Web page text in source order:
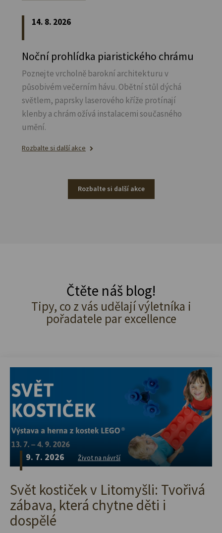
14. 8. 2026
Noční prohlídka piaristického chrámu
Poznejte vrcholně barokní architekturu v
působivém večerním hávu. Obětní stůl dýchá
světlem, paprsky laserového kříže protínají
klenby a chrám ožívá instalacemi současného
umění.
Rozbalte si další akce
Rozbalte si další akce
Čtěte náš blog!
Tipy, co z vás udělají výletníka i
pořadatele par excellence
9. 7. 2026 Život na návrší
Svět kostiček v Litomyšli: Tvořivá
zábava, která chytne děti i
dospělé